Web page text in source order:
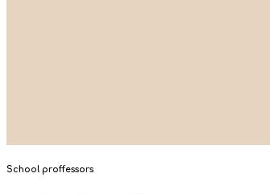
School proffessors